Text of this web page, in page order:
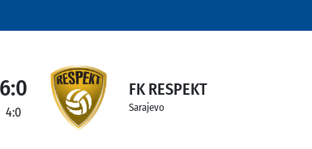
6:0
4:0
FK RESPEKT
Sarajevo